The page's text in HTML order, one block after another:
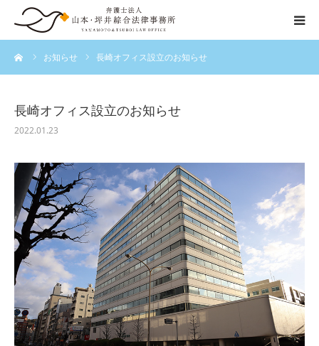
お知らせ 長崎オフィス設立のお知らせ
長崎オフィス設立のお知らせ
2022.01.23
交通事故の流れ
ご相談の流れ
弁護士費用
その他